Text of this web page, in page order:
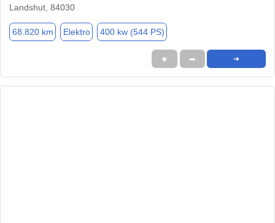
Landshut, 84030
68.820 km Elektro 400 kw (544 PS)
★ ➦ ➜